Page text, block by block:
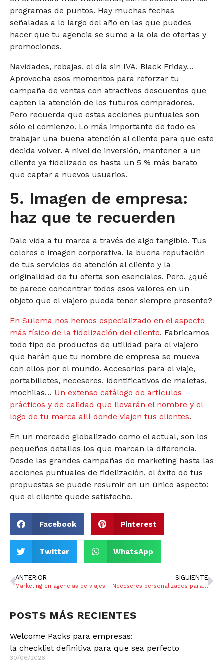
programas de puntos. Hay muchas fechas
señaladas a lo largo del año en las que puedes
hacer que tu agencia se sume a la ola de ofertas y
promociones.
Navidades, rebajas, el día sin IVA, Black Friday…
Aprovecha esos momentos para reforzar tu
campaña de ventas con atractivos descuentos que
capten la atención de los futuros compradores.
Pero recuerda que estas acciones puntuales son
sólo el comienzo. Lo más importante de todo es
trabajar una buena atención al cliente para que este
decida volver. A nivel de inversión, mantener a un
cliente ya fidelizado es hasta un 5 % más barato
que captar a nuevos usuarios.
5. Imagen de empresa:
haz que te recuerden
Dale vida a tu marca a través de algo tangible. Tus
colores e imagen corporativa, la buena reputación
de tus servicios de atención al cliente y la
originalidad de tu oferta son esenciales. Pero, ¿qué
te parece concentrar todos esos valores en un
objeto que el viajero pueda tener siempre presente?
En Sulema nos hemos especializado en el aspecto
más físico de la fidelización del cliente. Fabricamos
todo tipo de productos de utilidad para el viajero
que harán que tu nombre de empresa se mueva
con ellos por el mundo. Accesorios para el viaje,
portabilletes, neceseres, identificativos de maletas,
mochilas… Un extenso catálogo de artículos
prácticos y de calidad que llevarán el nombre y el
logo de tu marca allí donde viajen tus clientes.
En un mercado globalizado como el actual, son los
pequeños detalles los que marcan la diferencia.
Desde las grandes campañas de marketing hasta las
acciones puntuales de fidelización, el éxito de tus
propuestas se puede resumir en un único aspecto:
que el cliente quede satisfecho.
Facebook Pinterest
Twitter WhatsApp
ANTERIOR
Marketing en agencias de viajes. ¿Qué marketing hacéis?
SIGUIENTE
Neceseres personalizados para fidelizar clientes en Agencias viajes
POSTS MÁS RECIENTES
Welcome Packs para empresas:
la checklist definitiva para que sea perfecto
30/06/2026